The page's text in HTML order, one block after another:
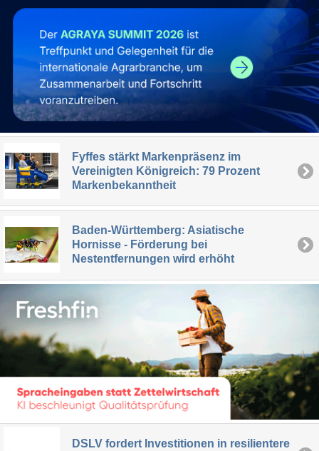
Fyffes stärkt Markenpräsenz im
Vereinigten Königreich: 79 Prozent
Markenbekanntheit
Baden-Württemberg: Asiatische
Hornisse - Förderung bei
Nestentfernungen wird erhöht
DSLV fordert Investitionen in resilientere